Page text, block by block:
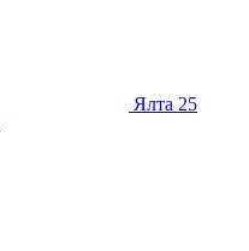
Ялта 25